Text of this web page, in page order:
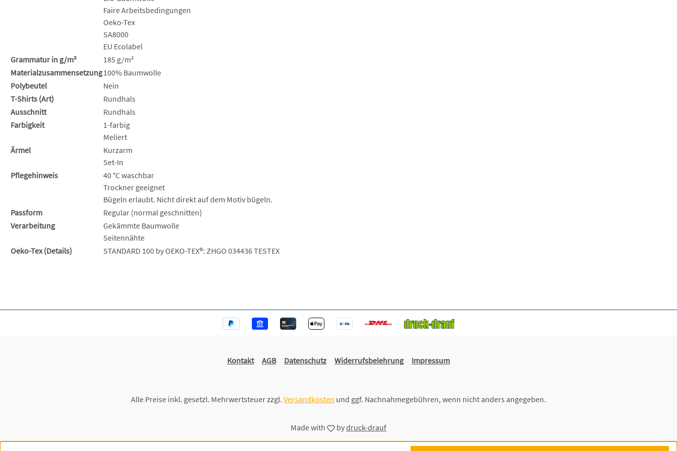
Faire Arbeitsbedingungen
Oeko-Tex
SA8000
EU Ecolabel
Grammatur in g/m²
185 g/m²
Materialzusammensetzung100% Baumwolle
Polybeutel
Nein
T-Shirts (Art)
Rundhals
Ausschnitt
Rundhals
Farbigkeit
1-farbig
Meliert
Ärmel
Kurzarm
Set-In
Pflegehinweis
40 °C waschbar
Trockner geeignet
Bügeln erlaubt. Nicht direkt auf dem Motiv bügeln.
Passform
Regular (normal geschnitten)
Verarbeitung
Gekämmte Baumwolle
Seitennähte
Oeko-Tex (Details)
STANDARD 100 by OEKO-TEX®: ZHGO 034436 TESTEX
Kontakt AGB Datenschutz Widerrufsbelehrung Impressum
Alle Preise inkl. gesetzl. Mehrwertsteuer zzgl. Versandkosten und ggf. Nachnahmegebühren, wenn nicht anders angegeben.
Made with bydruck-drauf